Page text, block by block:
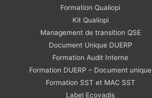
Formation Qualiopi
Kit Qualiopi
Management de transition QSE
Document Unique DUERP
Formation Audit Interne
Formation DUERP – Document unique
Formation SST et MAC SST
Label Ecovadis